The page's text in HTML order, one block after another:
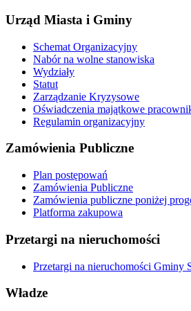
Urząd Miasta i Gminy
Schemat Organizacyjny
Nabór na wolne stanowiska
Wydziały
Statut
Zarządzanie Kryzysowe
Oświadczenia majątkowe
Regulamin organizacyjny
Zamówienia Publiczne
Plan postępowań
Zamówienia Publiczne
Zamówienia publiczne poniżej
Platforma zakupowa
Przetargi na nieruchomości
Przetargi na nieruchomości Gminy
Władze